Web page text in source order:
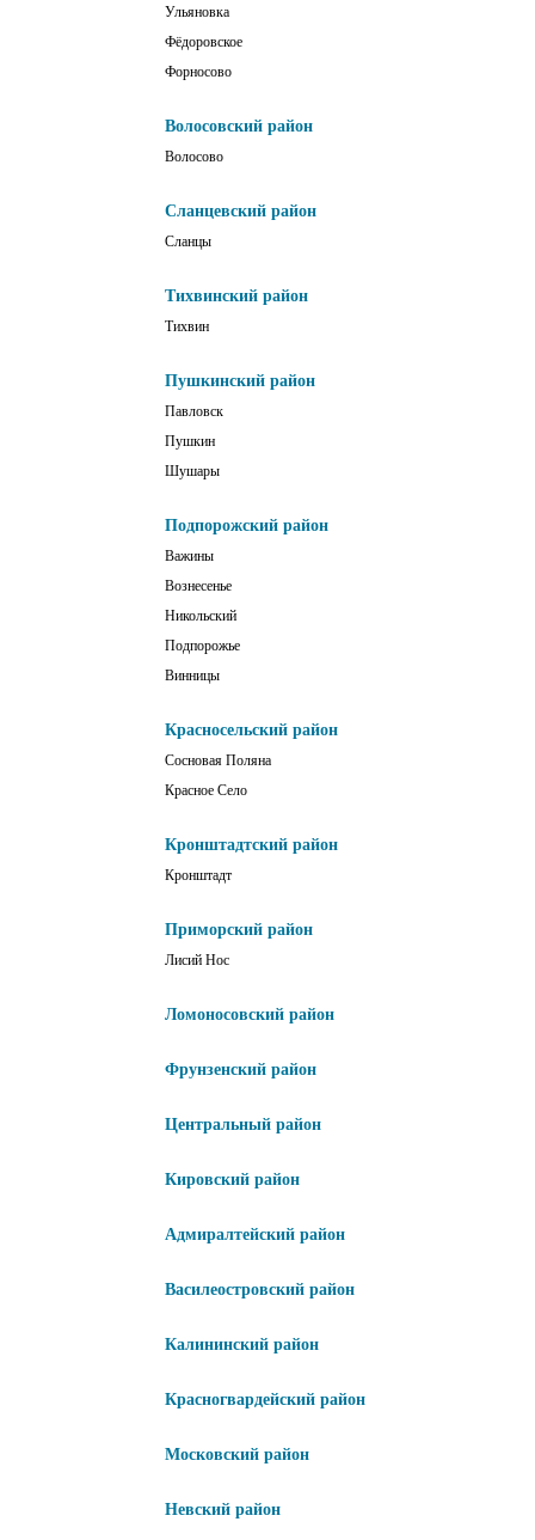
Ульяновка
Фёдоровское
Форносово
Волосовский район
Волосово
Сланцевский район
Сланцы
Тихвинский район
Тихвин
Пушкинский район
Павловск
Пушкин
Шушары
Подпорожский район
Важины
Вознесенье
Никольский
Подпорожье
Винницы
Красносельский район
Сосновая Поляна
Красное Село
Кронштадтский район
Кронштадт
Приморский район
Лисий Нос
Ломоносовский район
Фрунзенский район
Центральный район
Кировский район
Адмиралтейский район
Василеостровский район
Калининский район
Красногвардейский район
Московский район
Невский район